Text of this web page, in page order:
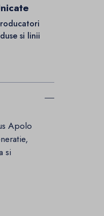
si linii
Apolo
si